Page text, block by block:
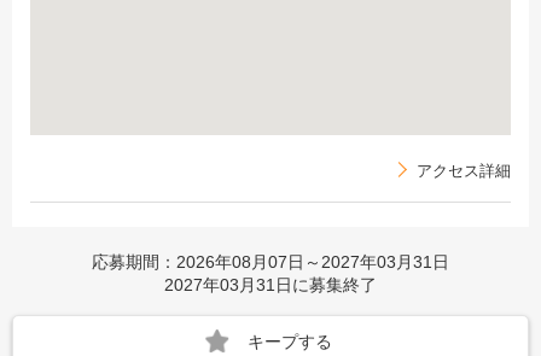
アクセス詳細
応募期間：2026年08月07日～2027年03月31日
2027年03月31日に募集終了
キープする